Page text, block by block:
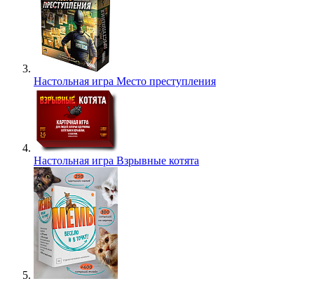
Настольная игра Место преступления
Настольная игра Взрывные котята